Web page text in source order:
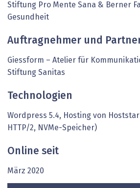
Stiftung Pro Mente Sana & Berner
Gesundheit
Auftragnehmer und
Giessform – Atelier für
Stiftung Sanitas
Technologien
Wordpress 5.4, Hosting von ­Hoststar
HTTP/2, NVMe-Speicher)
Online seit
März 2020